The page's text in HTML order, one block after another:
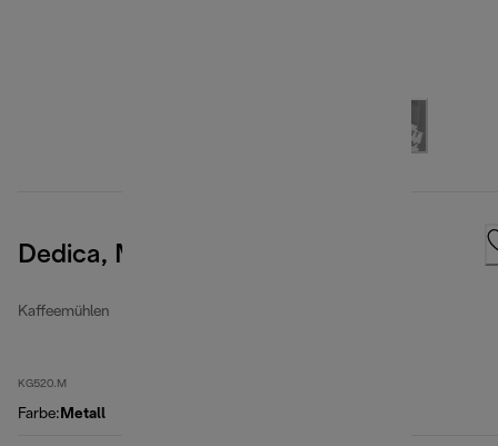
Dedica, Metal
Kaffeemühlen
KG520.M
Farbe: Metall